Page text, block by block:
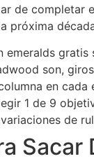
de completar
próxima
emeralds
son,
en
1 de 9
de
Sacar